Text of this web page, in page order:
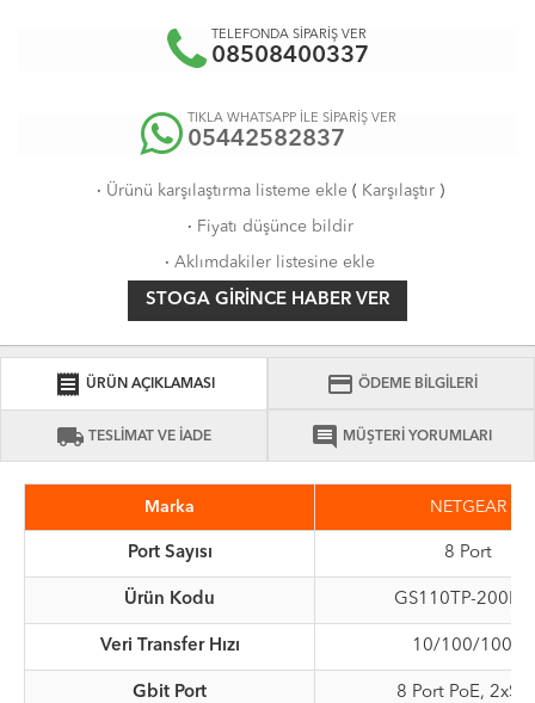
TELEFONDA SİPARİŞ VER
08508400337
TIKLA WHATSAPP İLE SİPARİŞ VER
05442582837
· Ürünü karşılaştırma listeme ekle( Karşılaştır)
· Fiyatı düşünce bildir
· Aklımdakiler listesine ekle
STOGA GIRINCE HABER VER
receipt ÜRÜN AÇIKLAMASI credit_card ÖDEME BİLGİLERİ
local_shipping TESLİMAT VE İADE comment MÜŞTERİ YORUMLARI
Marka NETGEAR
Port Sayısı 8 Port
Ürün Kodu GS110TP-
Veri Transfer Hızı 10/100/1000
Gbit Port 8 Port PoE,